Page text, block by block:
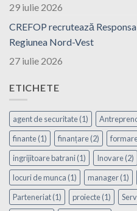
29 iulie 2026
CREFOP recrutează
Regiunea Nord-Vest
27 iulie 2026
ETICHETE
agent de securitate(1)
finante(1) finanțare(2)
ingrijitoare batrani(1) Inovare(2)
locuri de munca (1) manager(1)
Parteneriat(1) proiecte(1)